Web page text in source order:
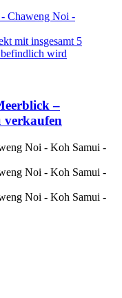
mit insgesamt 5
wird
–
verkaufen